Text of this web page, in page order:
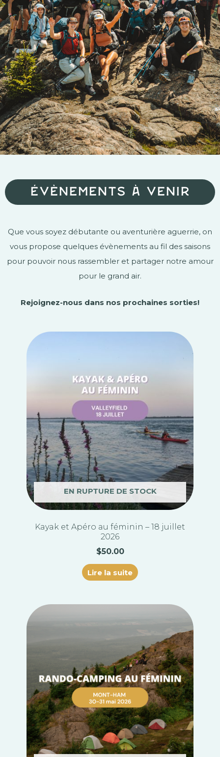
Évènements à venir
Que vous soyez débutante ou aventurière aguerrie, on
vous propose quelques évènements au fil des saisons
pour pouvoir nous rassembler et partager notre amour
pour le grand air.
Rejoignez-nous dans nos prochaines sorties!
EN RUPTURE DE STOCK
Kayak et Apéro au féminin – 18 juillet
2026
$50.00
Lire la suite
$85.00
à
$125.00
plusieurs
variations.
Les
options
peuvent
être
choisies
sur
la
page